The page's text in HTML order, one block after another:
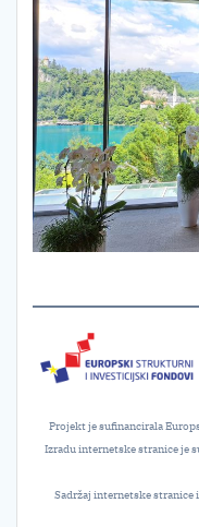
Projekt je sufinancirala
Izradu internetske stranice je
Sadržaj internetske